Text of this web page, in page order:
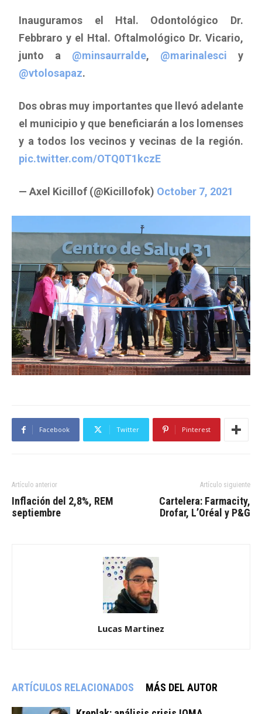
Inauguramos el Htal. Odontológico Dr.
Febbraro y el Htal. Oftalmológico Dr. Vicario,
junto a @minsaurralde, @marinalesci y
@vtolosapaz.
Dos obras muy importantes que llevó adelante
el municipio y que beneficiarán a los lomenses
y a todos los vecinos y vecinas de la región.
pic.twitter.com/OTQ0T1kczE
— Axel Kicillof (@Kicillofok) October 7, 2021
Facebook Twitter Pinterest
Artículo anterior
Inflación del 2,8%, REM
septiembre
Artículo siguiente
Cartelera: Farmacity,
Drofar, L’Oréal y P&G
Lucas Martinez
ARTÍCULOS RELACIONADOS MÁS DEL AUTOR